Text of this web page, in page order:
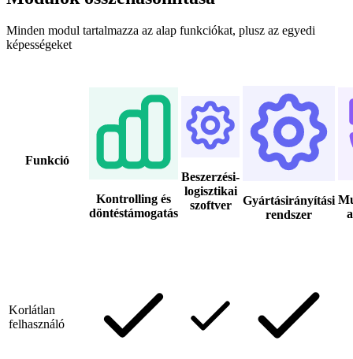
Minden modul tartalmazza az alap funkciókat, plusz az egyedi
képességeket
Funkció
Kontrolling és
döntéstámogatás
Beszerzési-
logisztikai
szoftver
Gyártásirányítási
rendszer
Korlátlan
felhasználó